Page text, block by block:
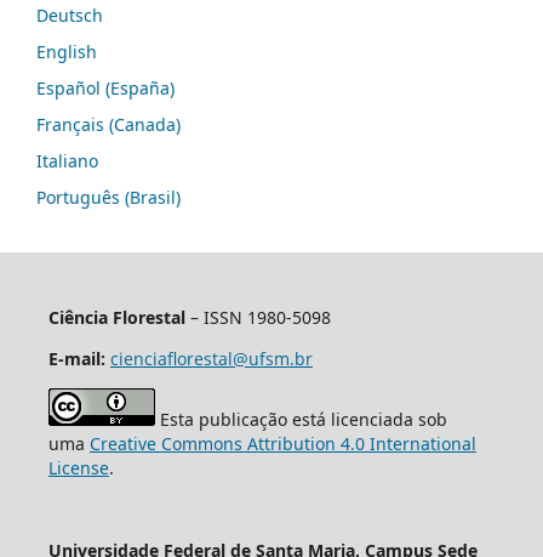
Deutsch
English
Español (España)
Français (Canada)
Italiano
Português (Brasil)
Ciência Florestal– ISSN 1980-5098
E-mail: cienciaflorestal@ufsm.br
Esta publicação está licenciada sob
uma Creative Commons Attribution 4.0 International
License.
Universidade Federal de Santa Maria, Campus Sede